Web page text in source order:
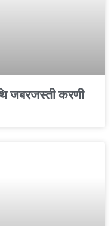
जबरजस्ती करणी